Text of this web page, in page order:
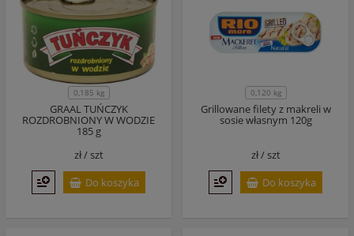
0,185 kg
GRAAL TUŃCZYK
ROZDROBNIONY W WODZIE
185 g
zł /szt
Do koszyka
0,120 kg
Grillowane filety z makreli w
sosie własnym 120g
zł /szt
Do koszyka